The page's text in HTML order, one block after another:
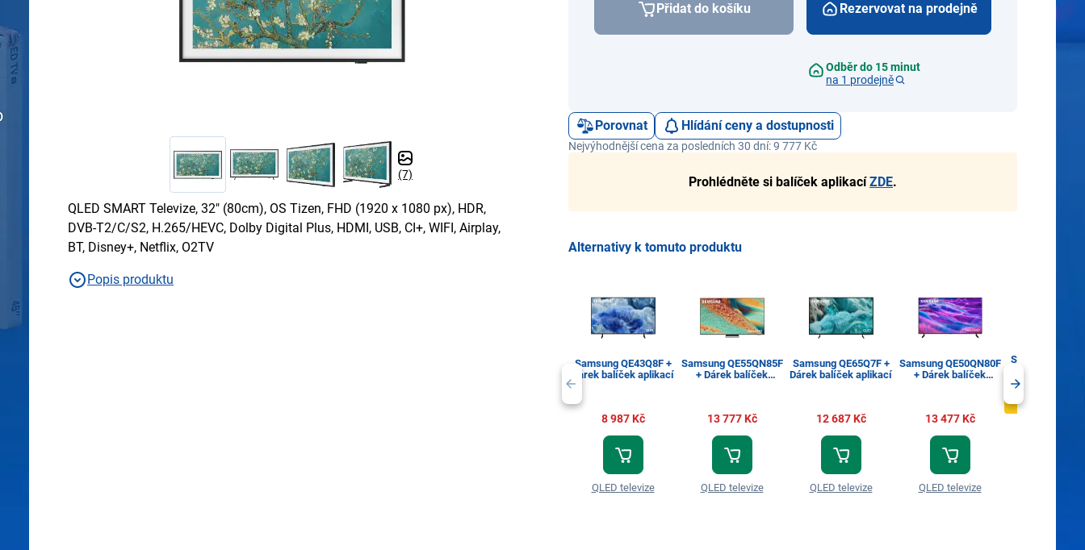
(7)
QLED SMART Televize, 32" (80cm), OS Tizen, FHD (1920 x 1080 px), HDR,
DVB-T2/C/S2, H.265/HEVC, Dolby Digital Plus, HDMI, USB, CI+, WIFI, Airplay,
BT, Disney+, Netflix, O2TV
Popis produktu
Přidat do košíku Rezervovat na prodejně
Odběr do 15 minut
na 1 prodejně
Porovnat Hlídání ceny a dostupnosti
Nejvýhodnější cena za posledních 30 dní: 9 777 Kč
Prohlédněte si balíček aplikacíZDE.
Alternativy k tomuto produktu
Samsung QE43Q8F +
Dárek balíček aplikací
8 987 Kč
QLED televize
Samsung QE55QN85F
+ Dárek balíček
13 777 Kč
QLED televize
Samsung QE65Q7F +
Dárek balíček aplikací
12 687 Kč
QLED televize
Samsung QE50QN80F
+ Dárek balíček
13 477 Kč
QLED televize
Samsung